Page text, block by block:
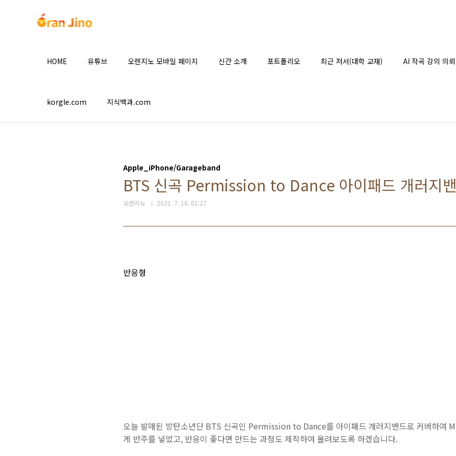
HOME 유튜브 오렌지노 모바일 페이지 신간 소개 포트폴리오 최근 저서(대학 교재) AI 작곡 강의 의뢰
korgle.com 지식백과.com
Apple_iPhone/Garageband
BTS 신곡 Permission to Dance 아이패드 개러지
오렌지노 2021. 7. 10. 01:27
반응형
오늘 발매된 방탄소년단 BTS 신곡인 Permission to Dance를 아이패드 개러지밴드로 커버하여
게 반주를 넣었고, 반응이 좋다면 만드는 과정도 제작하여 올려보도록 하겠습니다.